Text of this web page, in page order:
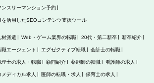
ンスリーマンション予約
を活用したSEOコンテンツ支援ツール
材派遣 Web・ゲーム業界の転職 20代・第二新卒 新卒紹介
職エージェント エグゼクティブ転職 会計士の転職
理士の求人・転職 顧問紹介 薬剤師の転職 看護師の求人
メディカル求人 医師の転職・求人 保育士の求人